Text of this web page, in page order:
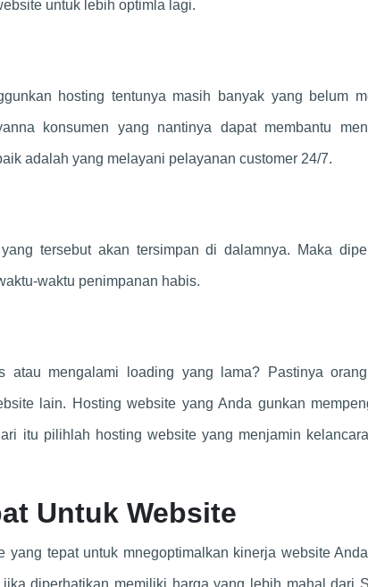
untuk lebih optimla lagi.
hosting tentunya masih banyak yang belum
konsumen yang nantinya dapat membantu
adalah yang melayani pelayanan customer 24/7.
tersebut akan tersimpan di dalamnya. Maka
waktu penimpanan habis.
mengalami loading yang lama? Pastinya
lain. Hosting website yang Anda gunkan
itu pilihlah hosting website yang menjamin
Untuk Website
tepat untuk mnegoptimalkan kinerja website
diperhatikan memiliki harga yang lebih mahal dari